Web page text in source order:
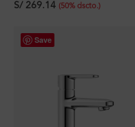
S/ 269.14 (50% dscto.)
Save